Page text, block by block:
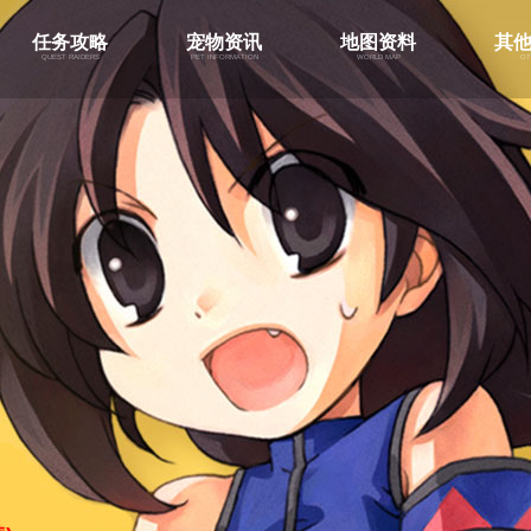
任务攻略
quest raiders
宠物资讯
pet information
地图资料
world map
其